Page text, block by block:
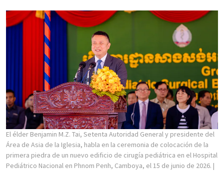
El élder Benjamin M.Z. Tai, Setenta Autoridad General y presidente del
Área de Asia de la Iglesia, habla en la ceremonia de colocación de la
primera piedra de un nuevo edificio de cirugía pediátrica en el Hospital
Pediátrico Nacional en Phnom Penh, Camboya, el 15 de junio de 2026. |